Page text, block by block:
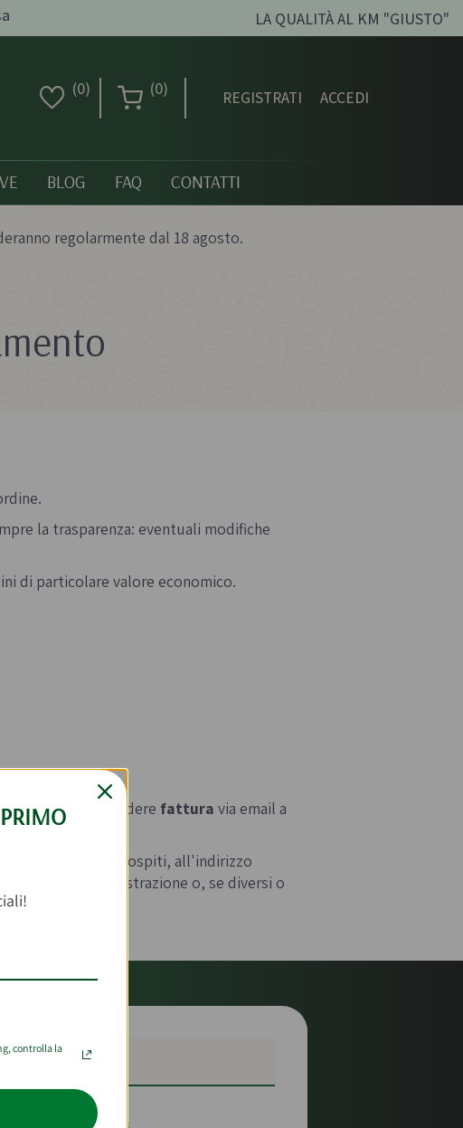
LA QUALITÀ AL KM "GIUSTO"
(0) (0) REGISTRATI ACCEDI
bio
italiani biologici
BLOG FAQ CONTATTI
regolarmente dal 18 agosto.
la trasparenza: eventuali modifiche
di particolare valore economico.
e può richiedere fattura via email a
o, per gli utenti ospiti, all'indirizzo
in fase di registrazione o, se diversi o
controlla la